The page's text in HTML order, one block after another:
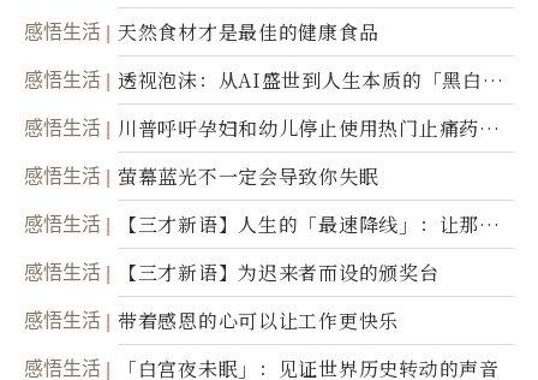
感悟生活 天然食材才是最佳的健康食品
感悟生活
透视泡沫：从AI盛世到人生本质的「黑白一
瞬」
感悟生活
川普呼吁孕妇和幼儿停止使用热门止痛药泰
诺
感悟生活 萤幕蓝光不一定会导致你失眠
感悟生活
【三才新语】人生的「最速降线」：让那道
光，带你滑向自己
感悟生活 【三才新语】为迟来者而设的颁奖台
感悟生活 带着感恩的心可以让工作更快乐
感悟生活 「白宫夜未眠」：见证世界历史转动的声音